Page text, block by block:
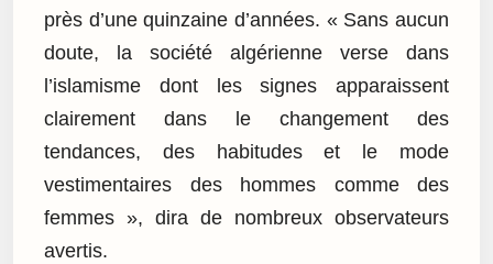
près d’une quinzaine d’années. « Sans aucun
doute, la société algérienne verse dans
l’islamisme dont les signes apparaissent
clairement dans le changement des
tendances, des habitudes et le mode
vestimentaires des hommes comme des
femmes », dira de nombreux observateurs
avertis.